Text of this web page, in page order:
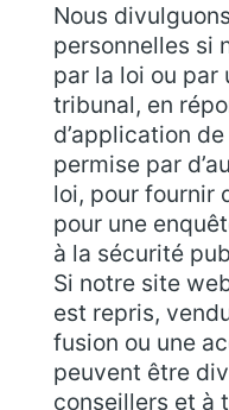
Nous
personnelles si
par la loi ou par
tribunal, en
d’application
permise par
loi, pour fournir
pour une
à la sécurité
Si notre site
est repris,
fusion ou une
peuvent être
conseillers et à